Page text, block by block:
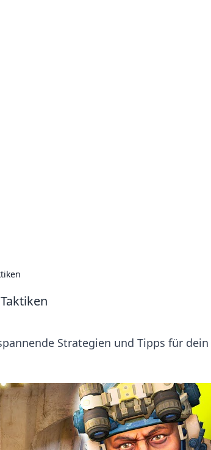
Strategien und Tipps für dein